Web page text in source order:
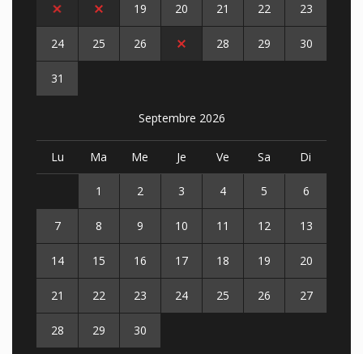
17 18 19 20 21 22 23
24 25 26 27 28 29 30
31
Septembre 2026
Lu Ma Me Je Ve Sa Di
1 2 3 4 5 6
7 8 9 10 11 12 13
14 15 16 17 18 19 20
21 22 23 24 25 26 27
28 29 30